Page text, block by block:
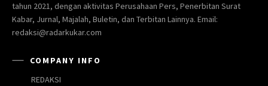
tahun 2021, dengan aktivitas Perusahaan Pers, Penerbitan Surat
Kabar, Jurnal, Majalah, Buletin, dan Terbitan Lainnya. Email:
redaksi@radarkukar.com
COMPANY INFO
REDAKSI